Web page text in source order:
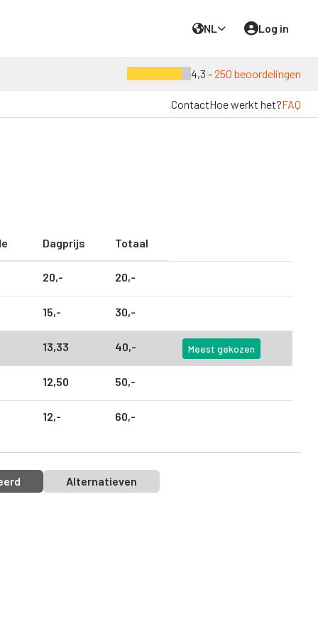
NL Log in
4,3 -250 beoordelingen
ContactHoe werkt het?FAQ
Dagprijs Totaal
20,- 20,-
15,- 30,-
13,33 40,- Meest gekozen
12,50 50,-
12,- 60,-
Alternatieven